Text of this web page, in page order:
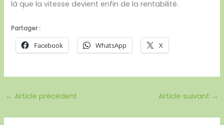
là que la vitesse devient enfin de la rentabilité.
Partager :
Facebook WhatsApp X
← Article précédent Article suivant →